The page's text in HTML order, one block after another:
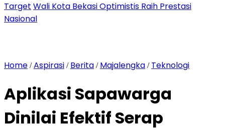
Target Wali Kota Bekasi Optimistis Raih Prestasi
Nasional
Home /Aspirasi / Berita / Majalengka / Teknologi
Aplikasi Sapawarga
Dinilai Efektif Serap